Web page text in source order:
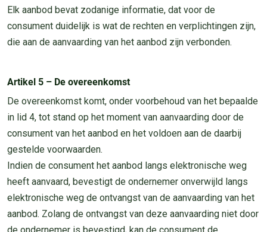
Elk aanbod bevat zodanige informatie, dat voor de
consument duidelijk is wat de rechten en verplichtingen zijn,
die aan de aanvaarding van het aanbod zijn verbonden.
Artikel 5 – De overeenkomst
De overeenkomst komt, onder voorbehoud van het bepaalde
in lid 4, tot stand op het moment van aanvaarding door de
consument van het aanbod en het voldoen aan de daarbij
gestelde voorwaarden.
Indien de consument het aanbod langs elektronische weg
heeft aanvaard, bevestigt de ondernemer onverwijld langs
elektronische weg de ontvangst van de aanvaarding van het
aanbod. Zolang de ontvangst van deze aanvaarding niet door